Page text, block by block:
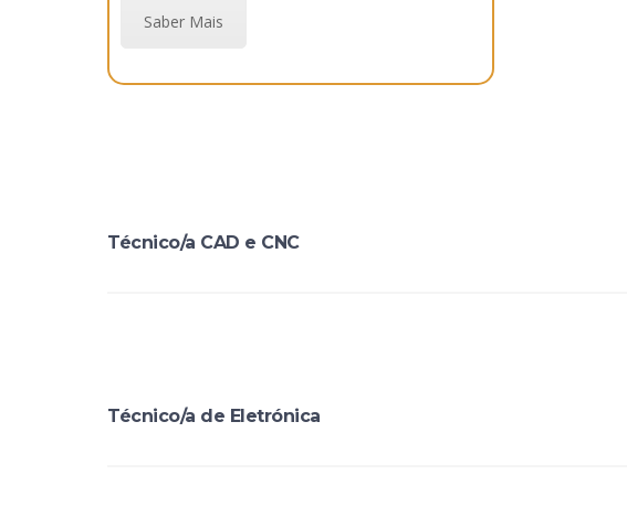
Saber Mais
Técnico/a CAD e CNC
Técnico/a de Eletrónica